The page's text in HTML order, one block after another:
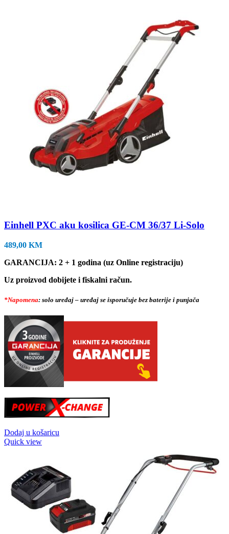
Einhell PXC aku kosilica GE-CM 36/37 Li-Solo
489,00 KM
GARANCIJA: 2 + 1 godina (uz Online registraciju)
Uz proizvod dobijete i fiskalni račun.
*Napomena: solo uređaj – uređaj se isporučuje bez baterije i punjača
Dodaj u košaricu
Quick view